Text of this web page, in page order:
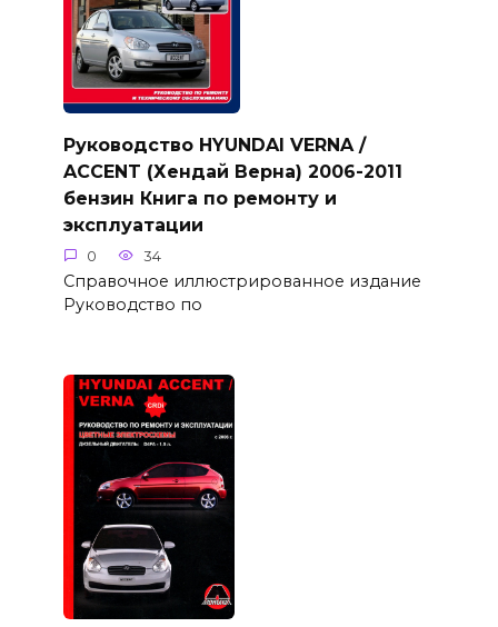
Руководство HYUNDAI VERNA /
ACCENT (Хендай Верна) 2006-2011
бензин Книга по ремонту и
эксплуатации
0 34
Справочное иллюстрированное издание
Руководство по